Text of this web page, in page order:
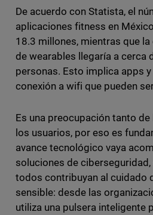
De acuerdo con Statista, el
aplicaciones fitness en
18.3 millones, mientras que
de wearables llegaría a cerca
personas. Esto implica apps
conexión a wifi que pueden
Es una preocupación tanto
los usuarios, por eso es
avance tecnológico vaya
soluciones de
todos contribuyan al cuidado
sensible: desde las
utiliza una pulsera inteligente